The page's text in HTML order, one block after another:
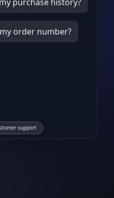
right corner to
hom
support